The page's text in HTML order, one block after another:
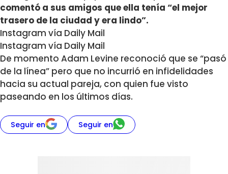
comentó a sus amigos que ella tenía “el mejor
trasero de la ciudad y era lindo”.
Instagram vía Daily Mail
Instagram vía Daily Mail
De momento Adam Levine reconoció que se “pasó
de la línea” pero que no incurrió en infidelidades
hacia su actual pareja, con quien fue visto
paseando en los últimos días.
Seguir en Seguir en